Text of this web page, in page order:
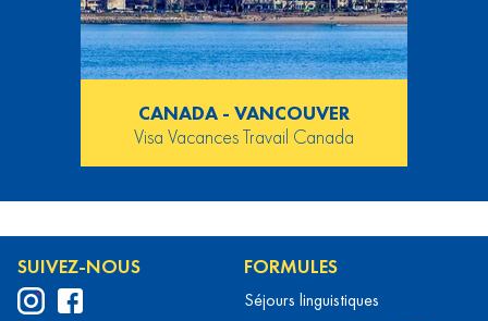
CANADA - VANCOUVER
Visa Vacances Travail Canada
SUIVEZ-NOUS FORMULES
Séjours linguistiques